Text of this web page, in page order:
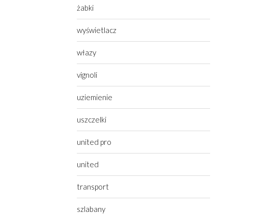
żabki
wyświetlacz
włazy
vignoli
uziemienie
uszczelki
united pro
united
transport
szlabany